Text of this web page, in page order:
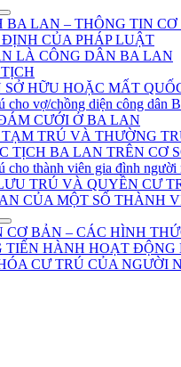
BA LAN – THÔNG TIN CƠ
CỦA PHÁP LUẬT
LÀ CÔNG DÂN BA LAN
HỮU HOẶC MẤT
cho vợ/chồng diện công dân
CƯỚI Ở BA LAN
TẠM TRÚ VÀ THƯỜNG
TỊCH BA LAN TRÊN CƠ
cho thành viên gia đình người
TRÚ VÀ QUYỀN CƯ
CỦA MỘT SỐ THÀNH
CƠ BẢN – CÁC HÌNH
TIẾN HÀNH HOẠT ĐỘNG
CƯ TRÚ CỦA NGƯỜI